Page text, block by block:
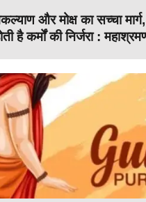
और मोक्ष का सच्चा
है कर्मों की निर्जरा :